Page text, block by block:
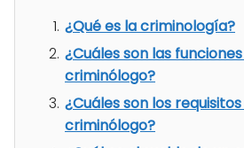
¿Qué es la criminología?
¿Cuáles son las
criminólogo?
¿Cuáles son los
criminólogo?